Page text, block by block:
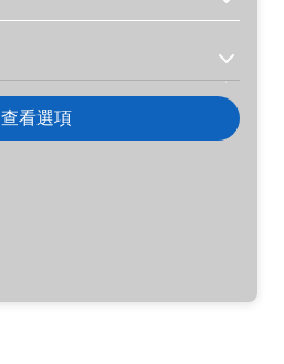
查看選項